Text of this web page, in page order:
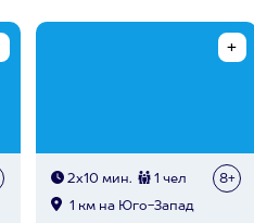
2х10 мин. 1 чел 8+
1 км на Юго-Запад